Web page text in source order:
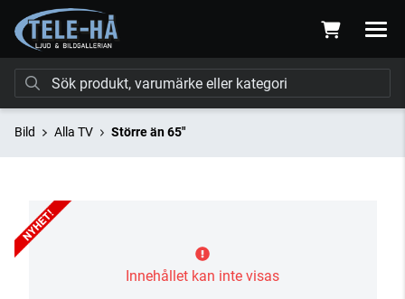
Bild Alla TV Större än 65"
Innehållet kan inte visas